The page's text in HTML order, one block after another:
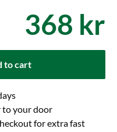
368 kr
to cart
to your door
for extra fast